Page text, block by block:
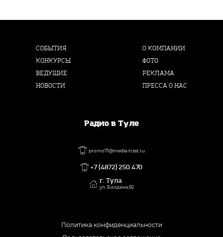
СОБЫТИЯ
КОНКУРСЫ
ВЕДУЩИЕ
НОВОСТИ
О КОМПАНИИ
ФОТО
РЕКЛАМА
ПРЕССА О НАС
Радио в Туле
promo71@media-trast.ru
+7 (4872) 250 470
г. Тула
ул. Болдина,92
Политика конфиденциальности